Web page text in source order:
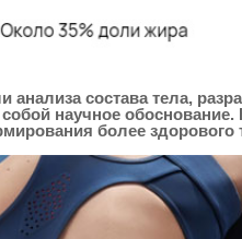
анализа состава тела,
научное
более здорового